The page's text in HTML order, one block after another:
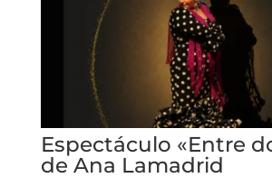
Espectáculo «Entre
de Ana Lamadrid